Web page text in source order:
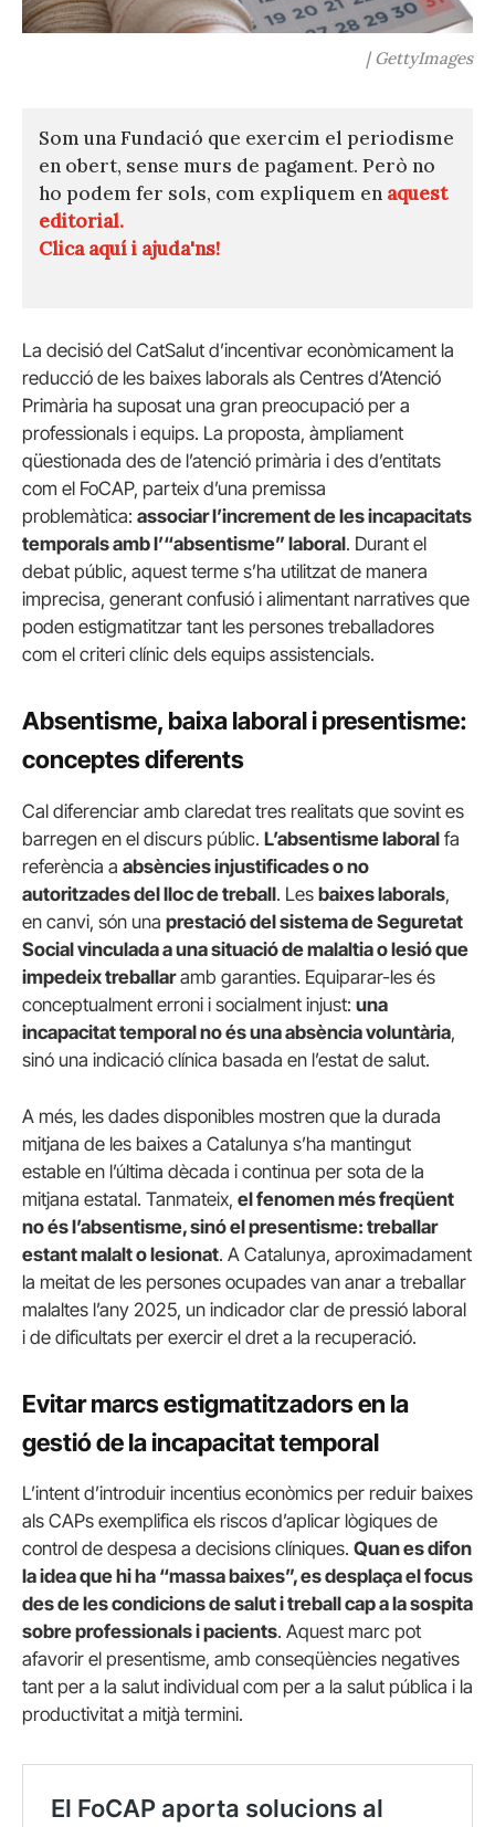
| GettyImages
Som una Fundació que exercim el periodisme
en obert, sense murs de pagament. Però no
ho podem fer sols, com expliquem en aquest
editorial.
Clica aquí i ajuda'ns!
La decisió del CatSalut d’incentivar econòmicament la
reducció de les baixes laborals als Centres d’Atenció
Primària ha suposat una gran preocupació per a
professionals i equips. La proposta, àmpliament
qüestionada des de l’atenció primària i des d’entitats
com el FoCAP, parteix d’una premissa
problemàtica: associar l’increment de les incapacitats
temporals amb l’“absentisme” laboral. Durant el
debat públic, aquest terme s’ha utilitzat de manera
imprecisa, generant confusió i alimentant narratives que
poden estigmatitzar tant les persones treballadores
com el criteri clínic dels equips assistencials.
Absentisme, baixa laboral i presentisme:
conceptes diferents
Cal diferenciar amb claredat tres realitats que sovint es
barregen en el discurs públic. L’absentisme laboral fa
referència a absències injustificades o no
autoritzades del lloc de treball. Les baixes laborals,
en canvi, són una prestació del sistema de Seguretat
Social vinculada a una situació de malaltia o lesió que
impedeix treballaramb garanties. Equiparar-les és
conceptualment erroni i socialment injust: una
incapacitat temporal no és una absència voluntària,
sinó una indicació clínica basada en l’estat de salut.
A més, les dades disponibles mostren que la durada
mitjana de les baixes a Catalunya s’ha mantingut
estable en l’última dècada i continua per sota de la
mitjana estatal. Tanmateix, el fenomen més freqüent
no és l’absentisme, sinó el presentisme: treballar
estant malalt o lesionat. A Catalunya, aproximadament
la meitat de les persones ocupades van anar a treballar
malaltes l’any 2025, un indicador clar de pressió laboral
i de dificultats per exercir el dret a la recuperació.
Evitar marcs estigmatitzadors en la
gestió de la incapacitat temporal
L’intent d’introduir incentius econòmics per reduir baixes
als CAPs exemplifica els riscos d’aplicar lògiques de
control de despesa a decisions clíniques. Quan es difon
la idea que hi ha “massa baixes”, es desplaça el focus
des de les condicions de salut i treball cap a la sospita
sobre professionals i pacients. Aquest marc pot
afavorir el presentisme, amb conseqüències negatives
tant per a la salut individual com per a la salut pública i la
productivitat a mitjà termini.